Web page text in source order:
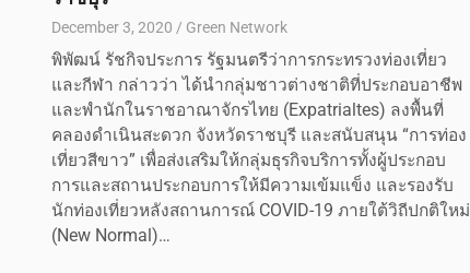
December 3, 2020 Green Network
พิพัฒน์ รัชกิจประการ รัฐมนตรีว่าการกระทรวงท่องเที่ยว
และกีฬา กล่าวว่า ได้นำกลุ่มชาวต่างชาติที่ประกอบอาชีพ
และพำนักในราชอาณาจักรไทย (Expatrialtes) ลงพื้นที่
คลองดำเนินสะดวก จังหวัดราชบุรี และสนับสนุน “การท่อง
เที่ยวสีขาว” เพื่อส่งเสริมให้กลุ่มธุรกิจบริการทั้งผู้ประกอบ
การและสถานประกอบการให้มีความเข้มแข็ง และรองรับ
นักท่องเที่ยวหลังสถานการณ์ COVID-19 ภายใต้วิถีปกติใหม่
(New Normal)…